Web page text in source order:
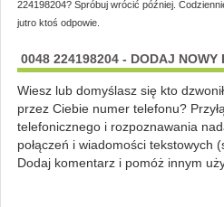
224198204? Spróbuj wrócić później.
jutro ktoś odpowie.
0048 224198204 - DODAJ NOWY
Wiesz lub domyślasz się kto
przez Ciebie numer telefonu?
telefonicznego i rozpoznawania
połączeń i wiadomości tekstowych
Dodaj komentarz i pomóż innym